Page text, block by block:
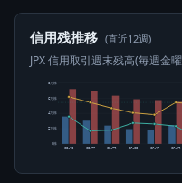
信用残推移 (直近12週)
JPX 信用取引週末残高(毎週金
0株
2万株
4万株
6万株
8万株
05-15 05-22 05-29 06-05 06-12 06-19